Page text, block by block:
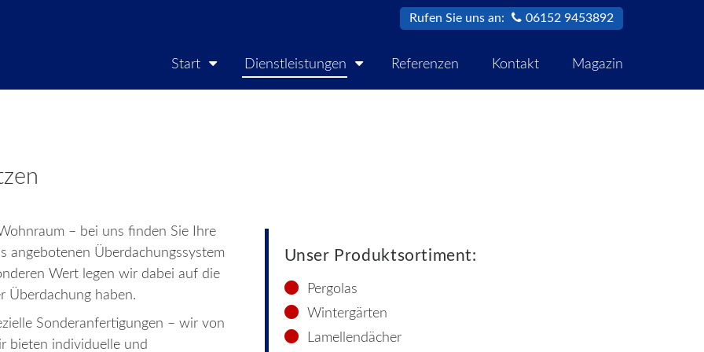
Rufen Sie uns an: 06152 9453892
Start Dienstleistungen Referenzen Kontakt Magazin
– bei uns finden Sie Ihre
angebotenen Überdachungssystem
Wert legen wir dabei auf die
Überdachung haben.
Sonderanfertigungen – wir von
bieten individuelle und
Unser Produktsortiment:
Pergolas
Wintergärten
Lamellendächer